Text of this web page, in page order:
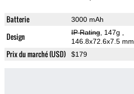
Batterie 3000 mAh
Design IP Rating, 147g
146.8x72.6x7.5 mm
Prix du marché (USD) $179